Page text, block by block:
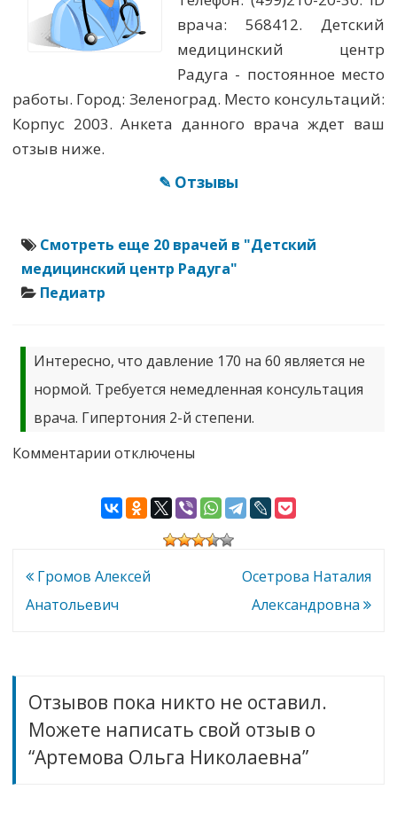
врача: 568412. Детский
медицинский центр
Радуга - постоянное место
работы. Город: Зеленоград. Место консультаций:
Корпус 2003. Анкета данного врача ждет ваш
отзыв ниже.
✎ Отзывы
Смотреть еще 20 врачей в "Детский
медицинский центр Радуга"
Педиатр
Интересно, что давление 170 на 60 является не
нормой. Требуется немедленная консультация
врача. Гипертония 2-й степени.
Комментарии к
Ольга
Николаевна
отключены
Навигация
по
Громов Алексей
Анатольевич
Осетрова Наталия
Александровна
Отзывов пока никто не оставил.
Можете написать свой отзыв о
“Артемова Ольга Николаевна”